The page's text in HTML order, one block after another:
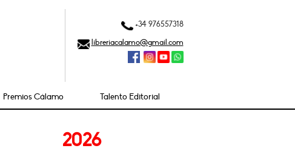
+34 976557318
libreriacalamo@gmail.com
Premios Cálamo Talento Editorial
2026